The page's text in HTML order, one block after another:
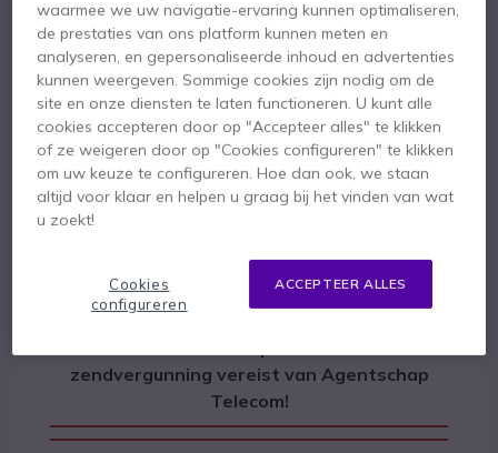
Normen IP68 en MIL-STD 810 C/D/E/F/G
Tot 2 m diepte onderdompelbaar
Kanelen/ zones: 16 kanalen en 2 programmeerbare zones
Uitgangsvermogen: 5W
Gemengde modus: u kunt digitale en analoge DMR
ontvangen
Individuele oproepen groep oproepen en nummerweergave
Toon meer
Productbeschrijving
zendvergunning vereist van Agentschap
Telecom!
waarmee we uw navigatie-ervaring kunnen optimaliseren,
de prestaties van ons platform kunnen meten en
analyseren, en gepersonaliseerde inhoud en advertenties
kunnen weergeven. Sommige cookies zijn nodig om de
site en onze diensten te laten functioneren. U kunt alle
cookies accepteren door op "Accepteer alles" te klikken
of ze weigeren door op "Cookies configureren" te klikken
om uw keuze te configureren. Hoe dan ook, we staan
altijd voor klaar en helpen u graag bij het vinden van wat
u zoekt!
ACCEPTEER ALLES
Cookies
configureren